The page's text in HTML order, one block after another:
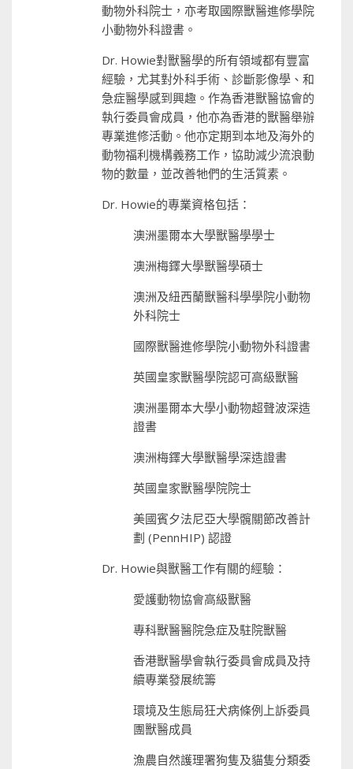
動物外科院士，亦考取國際獸醫進修學院
小動物外科證書。
Dr. Howie對獸醫學的所有領域都有豐富
經驗，尤其對外科手術、診斷影像學、和
急症醫學感到興趣。作為香港獸醫協會的
執行委員會成員，他亦為香港的獸醫舉辦
專業進修活動。他亦定期到本地及海外的
動物福利機構義務工作，協助減少流浪動
物的數量，並改善牠們的生活質素。
Dr. Howie的專業資格包括：
澳洲墨爾本大學獸醫學學士
澳洲梅鐸大學獸醫學碩士
澳洲及紐西蘭獸醫科學學院小動物
外科院士
國際獸醫進修學院小動物外科證書
英國皇家獸醫學院認可高級獸醫
澳洲墨爾本大學小動物超聲波深造
證書
澳洲梅鐸大學獸醫學深造證書
英國皇家獸醫學院院士
美國賓夕法尼亞大學髖關節改善計
劃 (PennHIP) 認證
Dr. Howie與獸醫工作有關的經驗：
愛護動物協會高級獸醫
專科獸醫醫院急症及駐院獸醫
香港獸醫學會執行委員會成員及持
續專業發展統籌
環境及生態局狂犬病條例上訴委員
團獸醫成員
漁農自然護理署狗隻及貓隻分類委